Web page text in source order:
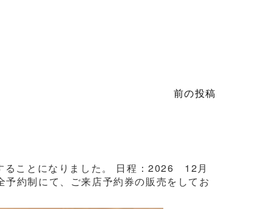
前の投稿
ることになりました。 日程：2026 12月
約制にて、ご来店予約券の販売をしてお